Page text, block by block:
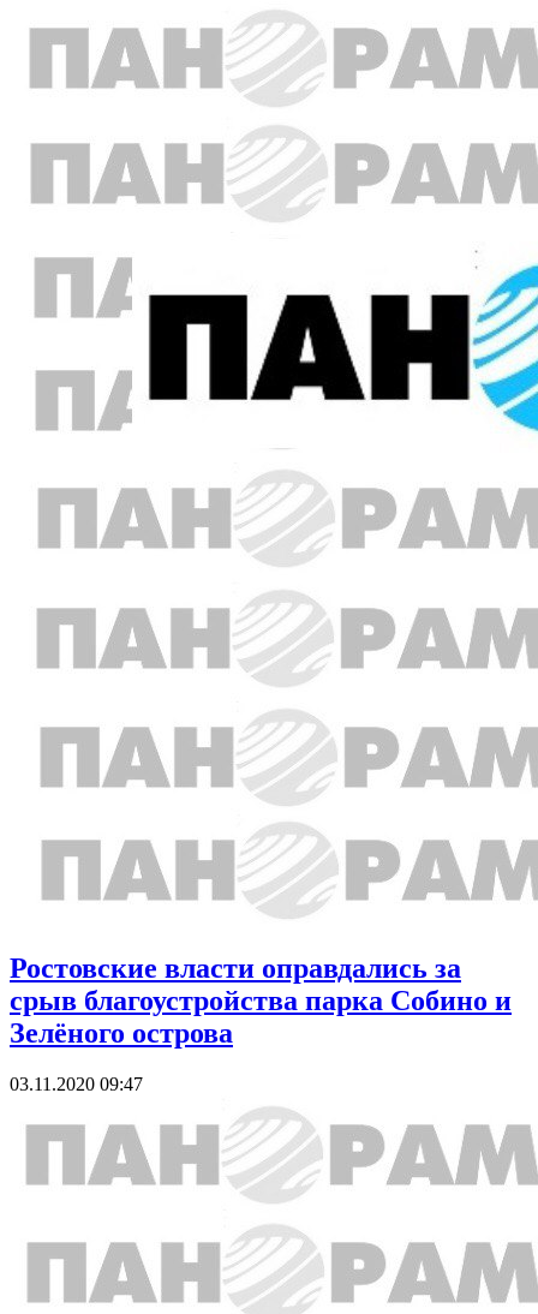
Ростовские власти оправдались за
срыв благоустройства парка Собино и
Зелёного острова
03.11.2020 09:47